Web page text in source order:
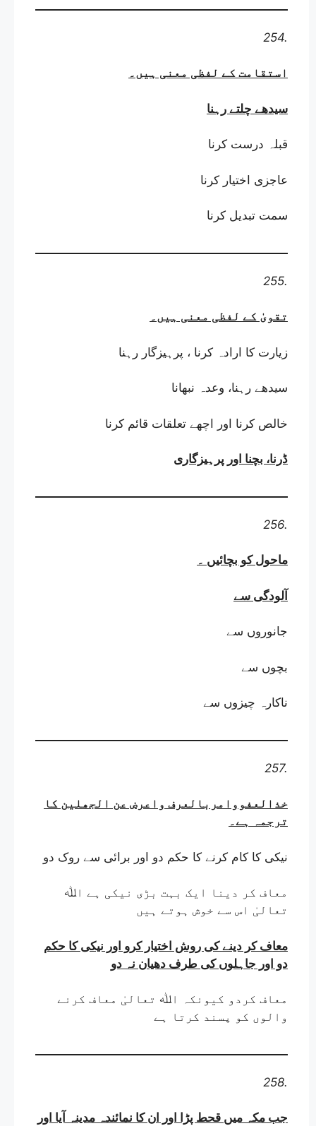
254.
استقامت کے لفظی معنی ہیں۔
سیدھے چلتے رہنا
قبلہ درست کرنا
عاجزی اختیار کرنا
سمت تبدیل کرنا
255.
تقویٰ کے لفظی معنی ہیں۔
زیارت کا ارادہ کرنا ، پرہیزگار رہنا
سیدھے رہنا، وعدہ نبھانا
خالص کرنا اور اچھے تعلقات قائم کرنا
ڈرنا، بچنا اور پرہیزگاری
256.
ماحول کو بچائیں ۔
آلودگی سے
جانوروں سے
بچوں سے
ناکارہ چیزوں سے
257.
خذالعفووامربالعرف واعرض عن الجھلین کا
ترجمہ ہے۔
نیکی کا کام کرنے کا حکم دو اور برائی سے روک دو
معاف کر دینا ایک بہت بڑی نیکی ہے اﷲ
تعالیٰ اس سے خوش ہوتے ہیں
معاف کر دینے کی روش اختیار کرو اور نیکی کا حکم
دو اور جاہلوں کی طرف دھیان نہ دو
معاف کردو کیونکہ اﷲ تعالیٰ معاف کرنے
والوں کو پسند کرتا ہے
258.
جب مکہ میں قحط پڑا اور ان کا نمائندہ مدینہ آیا اور